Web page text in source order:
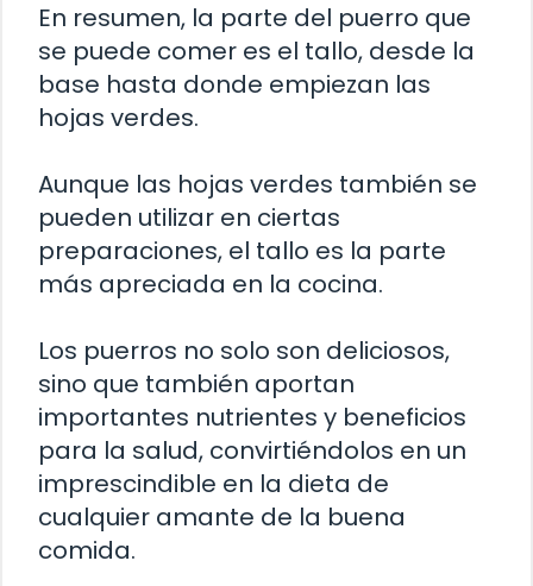
En resumen, la parte del puerro que
se puede comer es el tallo, desde la
base hasta donde empiezan las
hojas verdes.
Aunque las hojas verdes también se
pueden utilizar en ciertas
preparaciones, el tallo es la parte
más apreciada en la cocina.
Los puerros no solo son deliciosos,
sino que también aportan
importantes nutrientes y beneficios
para la salud, convirtiéndolos en un
imprescindible en la dieta de
cualquier amante de la buena
comida.